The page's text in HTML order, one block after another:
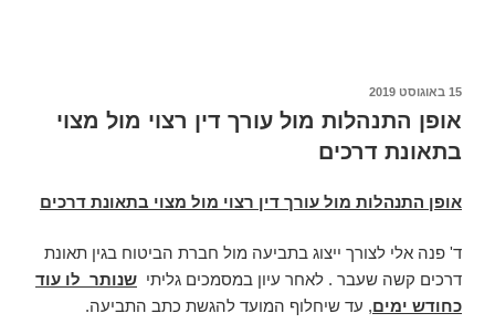
פורסם
15 באוגוסט 2019
אופן התנהלות מול עורך דין רצוי מול מצוי
בתאונת דרכים
אופן התנהלות מול עורך דין רצוי מול מצוי בתאונת דרכים
ד' פנה אלי לצורך ייצוג בתביעה מול חברת הביטוח בגין תאונת
דרכים קשה שעבר . לאחר עיון במסמכים גליתי שנותר לו עוד
כחודש ימים, עד שיחלוף המועד להגשת כתב התביעה.